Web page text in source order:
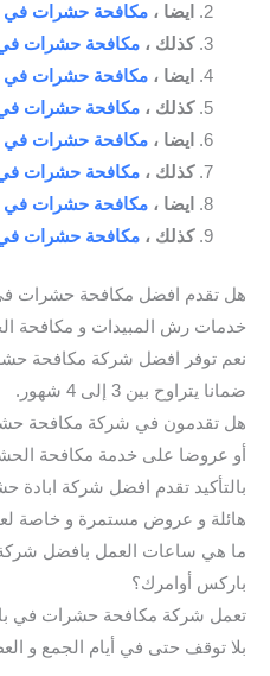
ايضا ، مكافحة حشرات في
كذلك ، مكافحة حشرات في
ايضا ، مكافحة حشرات في
كذلك ، مكافحة حشرات
ايضا ، مكافحة حشرات في
كذلك ، مكافحة حشرات في
ايضا ، مكافحة حشرات في
كذلك ، مكافحة حشرات في
هل تقدم افضل مكافحة حشرات
خدمات رش المبيدات و مكافحة
نعم توفر افضل شركة مكافحة
ضمانا يتراوح بين 3 إلى 4 شهور.
هل تقدمون في شركة مكافحة
أو عروضا على خدمة مكافحة
بالتأكيد تقدم افضل شركة
هائلة و عروض مستمرة و خاصة
ما هي ساعات العمل بافضل
باركس أوامرك؟
بلا توقف حتى في أيام الجمع و